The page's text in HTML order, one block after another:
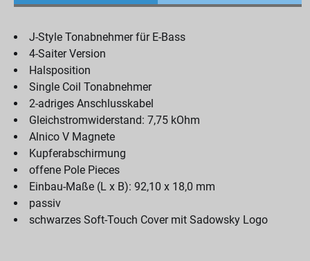
J-Style Tonabnehmer für E-Bass
4-Saiter Version
Halsposition
Single Coil Tonabnehmer
2-adriges Anschlusskabel
Gleichstromwiderstand: 7,75 kOhm
Alnico V Magnete
Kupferabschirmung
offene Pole Pieces
Einbau-Maße (L x B): 92,10 x 18,0 mm
passiv
schwarzes Soft-Touch Cover mit Sadowsky Logo